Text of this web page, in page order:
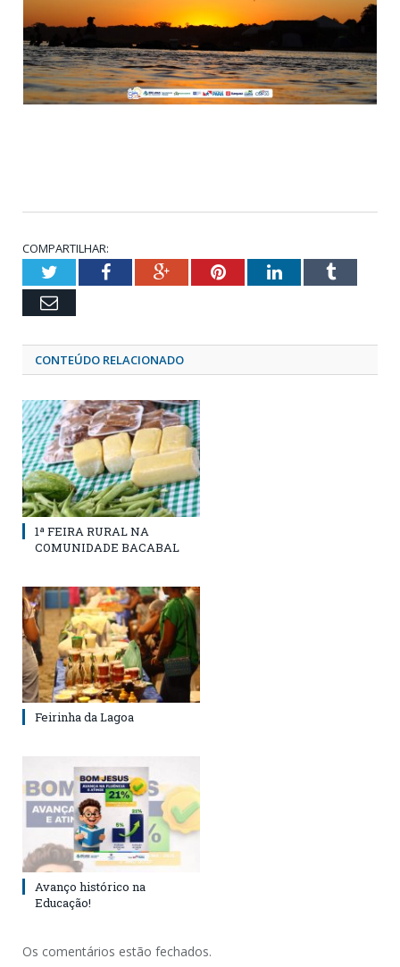
COMPARTILHAR:
TwitterFacebookGoogle+PinterestLinkedInTumblr
Email
CONTEÚDO RELACIONADO
1ª FEIRA RURAL NA
COMUNIDADE BACABAL
Feirinha da Lagoa
Avanço histórico na
Educação!
Os comentários estão fechados.